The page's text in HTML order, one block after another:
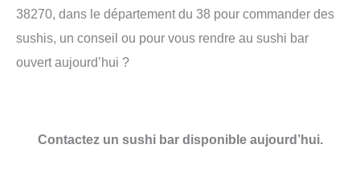
38270, dans le département du 38 pour commander des
sushis, un conseil ou pour vous rendre au sushi bar
ouvert aujourd’hui ?
Contactez un sushi bar disponible aujourd’hui.